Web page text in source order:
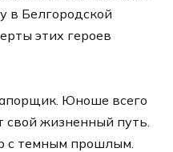
в Белгородской
этих героев
Юноше всего
свой жизненный путь.
с темным прошлым.